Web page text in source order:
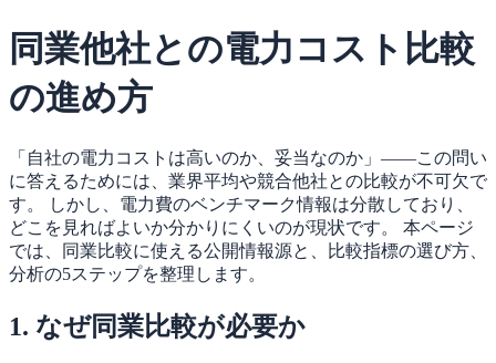
同業他社との電力コスト比較
の進め方
「自社の電力コストは高いのか、妥当なのか」——この問い
に答えるためには、業界平均や競合他社との比較が不可欠で
す。 しかし、電力費のベンチマーク情報は分散しており、
どこを見ればよいか分かりにくいのが現状です。 本ページ
では、同業比較に使える公開情報源と、比較指標の選び方、
分析の5ステップを整理します。
1. なぜ同業比較が必要か